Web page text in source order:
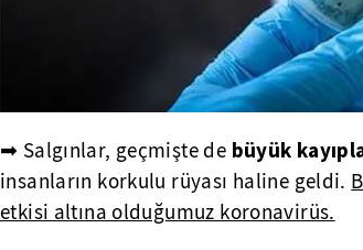
➡ Salgınlar, geçmişte de büyük
insanların korkulu rüyası haline geldi.
etkisi altına olduğumuz koronavirüs.